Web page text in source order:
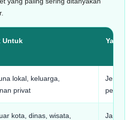
Untuk Yang
lokal, keluarga,
privat
Jenis
kota, dinas, wisata,
Jam